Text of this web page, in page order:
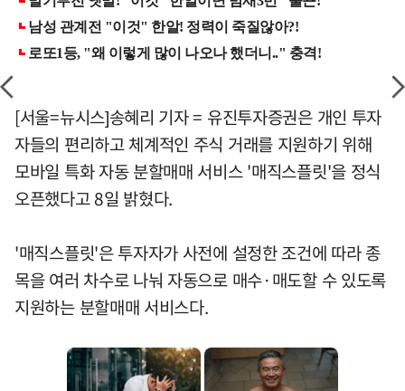
[서울=뉴시스]송혜리 기자 = 유진투자증권은 개인 투자
자들의 편리하고 체계적인 주식 거래를 지원하기 위해
모바일 특화 자동 분할매매 서비스 '매직스플릿'을 정식
오픈했다고 8일 밝혔다.
'매직스플릿'은 투자자가 사전에 설정한 조건에 따라 종
목을 여러 차수로 나눠 자동으로 매수·매도할 수 있도록
지원하는 분할매매 서비스다.